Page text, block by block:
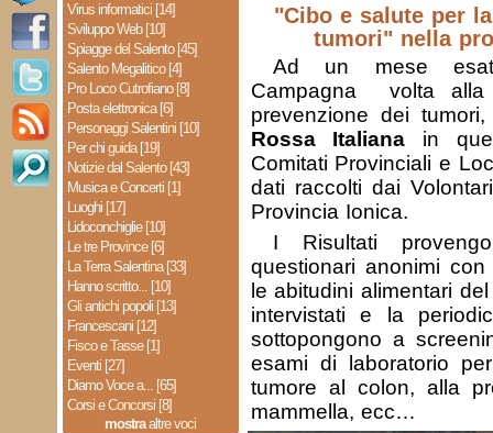
Virus informatici [14]
Sviluppo Web [10]
Spiagge del Salento [45]
Salento Megalitico [4]
Pro Loco Cutrofiano [8]
Posta elettronica [6]
Personaggi Salentini [10]
Per chi guida [19]
Notizie dal Salento [43]
Musica e Concerti [1]
Luoghi [17]
Lidoconchiglie [10]
Le tre Province [6]
La Terra Salentina [33]
Hanno scritto... [10]
Gli antichi popoli [13]
Francescani [12]
Fisco e Tasse [1]
Eventi [27]
Diamo Voce a... [65]
Corsi e Concorsi [8]
mostraaltre voci
"Cibo e salute per
tumori" nella
Ad un mese
Campagna volta alla
prevenzione dei
Rossa Italiana in
Comitati Provinciali e
dati raccolti dai
Provincia Ionica.
I Risultati
questionari anonimi
le abitudini alimentari
intervistati e la
sottopongono a
esami di laboratorio
tumore al colon, alla
mammella, ecc…